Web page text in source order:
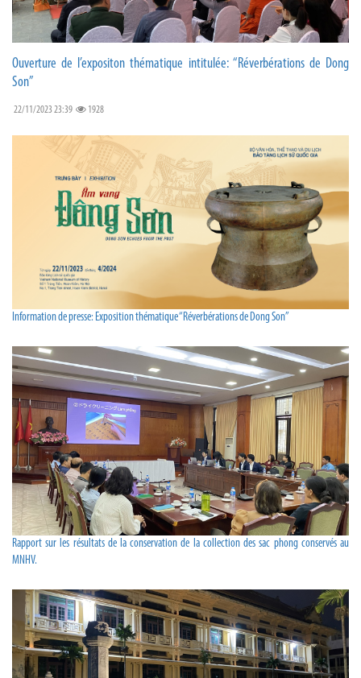
Ouverture de l’expositon thématique intitulée: “Réverbérations de Dong
Son”
22/11/2023 23:39 1928
Information de presse: Exposition thématique “Réverbérations de Dong Son”
Rapport sur les résultats de la conservation de la collection des sac phong conservés au
MNHV.